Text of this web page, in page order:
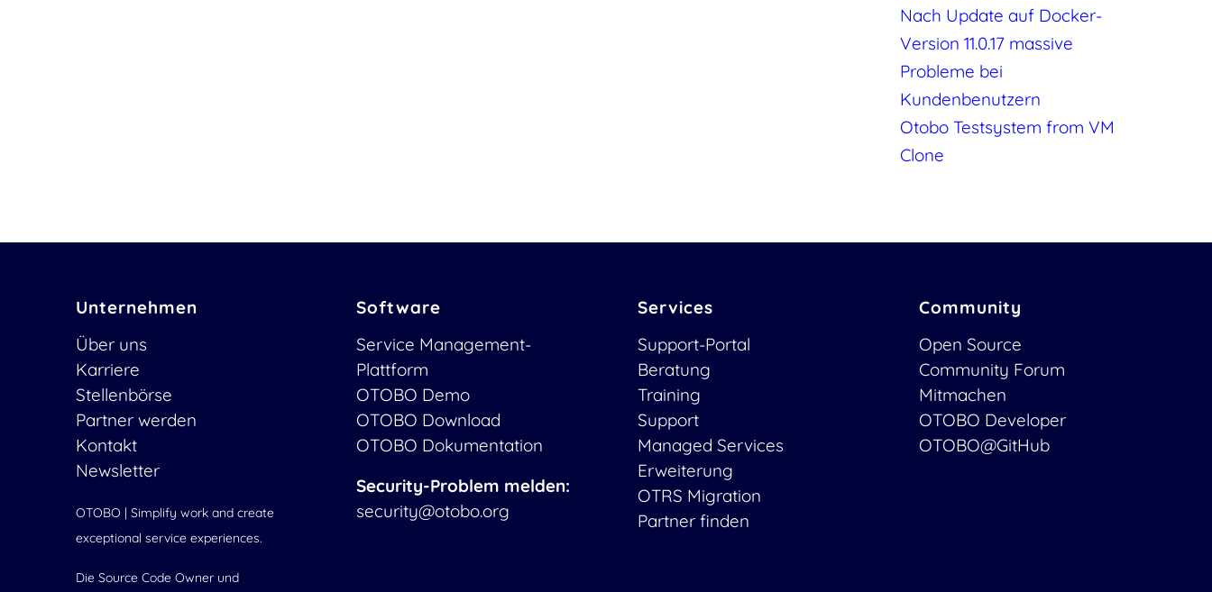
Nach Update auf Docker-
Version 11.0.17 massive
Probleme bei
Kundenbenutzern
Otobo Testsystem from VM
Clone
Unternehmen
Über uns
Karriere
Stellenbörse
Partner werden
Kontakt
Newsletter
OTOBO | Simplify work and create
exceptional service experiences.
Die Source Code Owner und
Software
Service Management-
Plattform
OTOBO Demo
OTOBO Download
OTOBO Dokumentation
Security-Problem melden:
security@otobo.org
Services
Support-Portal
Beratung
Training
Support
Managed Services
Erweiterung
OTRS Migration
Partner finden
Community
Open Source
Community Forum
Mitmachen
OTOBO Developer
OTOBO@GitHub